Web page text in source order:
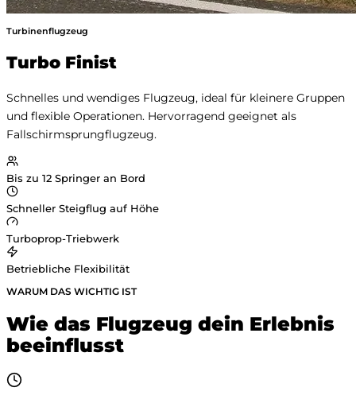
Turbinenflugzeug
Turbo Finist
Schnelles und wendiges Flugzeug, ideal für kleinere Gruppen
und flexible Operationen. Hervorragend geeignet als
Fallschirmsprungflugzeug.
Bis zu 12 Springer an Bord
Schneller Steigflug auf Höhe
Turboprop-Triebwerk
Betriebliche Flexibilität
WARUM DAS WICHTIG IST
Wie das Flugzeug dein Erlebnis
beeinflusst